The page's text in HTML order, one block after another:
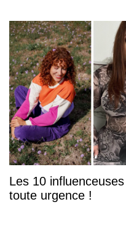
Les 10
toute urgence !